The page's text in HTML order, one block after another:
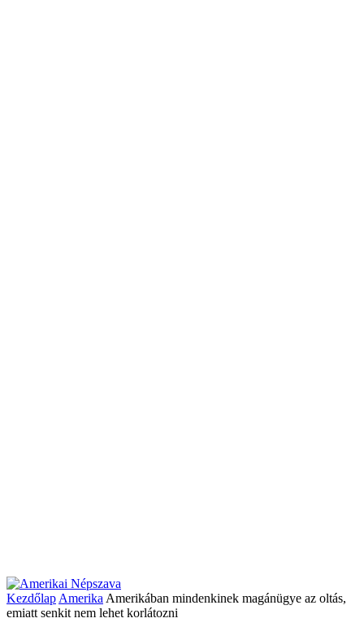
Kezdőlap Amerika Amerikában mindenkinek magánügye az oltás,
emiatt senkit nem lehet korlátozni